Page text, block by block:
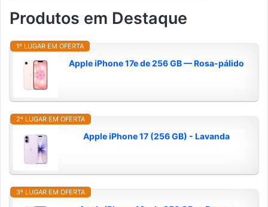
Produtos em Destaque
1º LUGAR EM OFERTA
Apple iPhone 17e de 256 GB — Rosa-pálido
2º LUGAR EM OFERTA
Apple iPhone 17 (256 GB) - Lavanda
3º LUGAR EM OFERTA